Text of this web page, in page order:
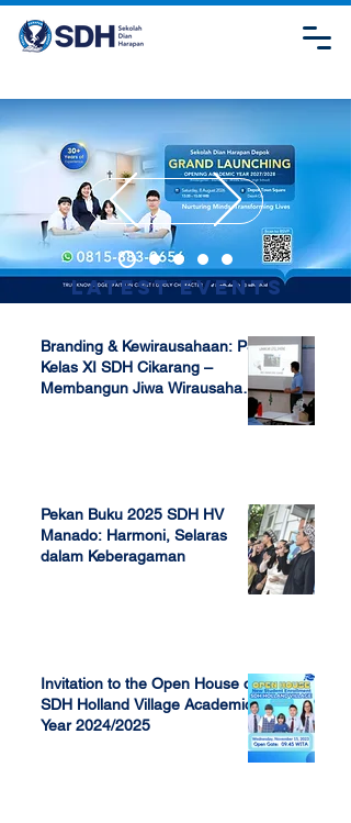
Latest Events
Branding & Kewirausahaan: P5
Kelas XI SDH Cikarang –
Membangun Jiwa Wirausaha
Pekan Buku 2025 SDH HV
Manado: Harmoni, Selaras
dalam Keberagaman
Invitation to the Open House of
SDH Holland Village Academic
Year 2024/2025